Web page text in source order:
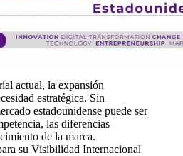
actual, la expansión
estratégica. Sin
estadounidense puede ser
las diferencias
de la marca.
su Visibilidad Internacional